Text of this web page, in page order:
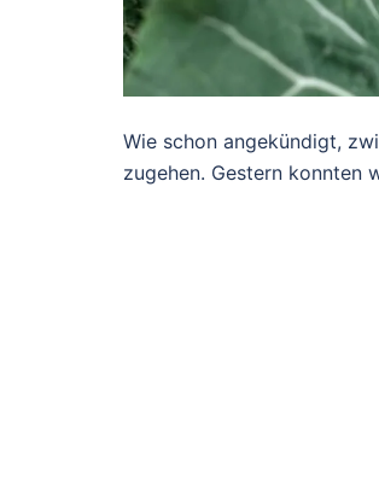
Wie schon angekündigt,
zugehen. Gestern konnten